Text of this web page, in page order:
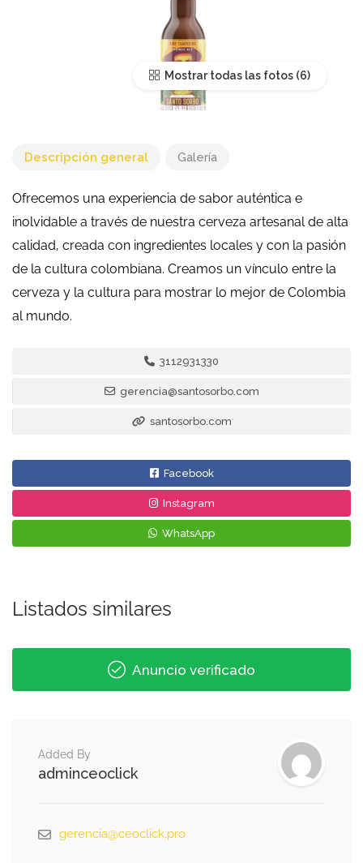
Mostrar todas las fotos
Descripción general Galería
Ofrecemos una experiencia de sabor auténtica e
inolvidable a través de nuestra cerveza artesanal de alta
calidad, creada con ingredientes locales y con la pasión
de la cultura colombiana. Creamos un vínculo entre la
cerveza y la cultura para mostrar lo mejor de Colombia
al mundo.
3112931330
gerencia@santosorbo.com
santosorbo.com
Facebook
Instagram
WhatsApp
Listados similares
Anuncio verificado
Added By
adminceoclick
gerencia@ceoclick.pro